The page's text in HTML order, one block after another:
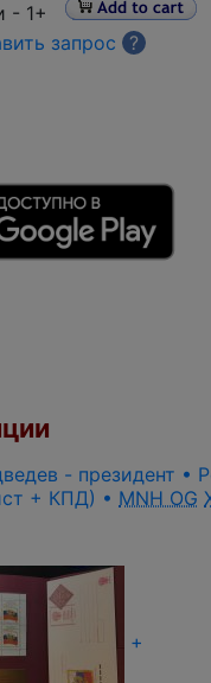
- 1+
запрос
?
- президент •
+ КПД) • MNH OG
+